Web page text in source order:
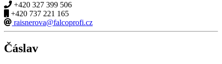
+420 327 399 506
+420 737 221 165
raisnerova@falcoprofi.cz
Čáslav